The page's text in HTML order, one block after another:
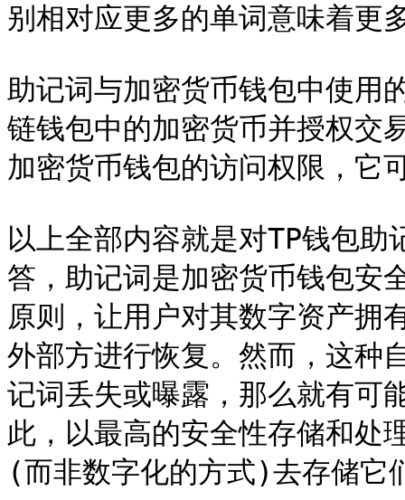
别相对应更多的单词意味着更
助记词与加密货币钱包中使用
链钱包中的加密货币并授权交
加密货币钱包的访问权限，它
以上全部内容就是对TP钱包
答，助记词是加密货币钱包安
原则，让用户对其数字资产拥
外部方进行恢复。然而，这种
记词丢失或曝露，那么就有可
此，以最高的安全性存储和处
(而非数字化的方式)去存储它